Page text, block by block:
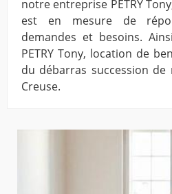
notre entreprise PETRY
est en mesure de
demandes et besoins.
PETRY Tony, location de
du débarras succession de
Creuse.